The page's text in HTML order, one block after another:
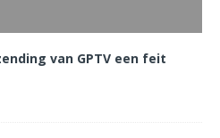
van GPTV een feit